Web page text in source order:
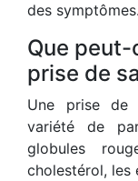
des symptômes.
Que peut-
prise de
Une prise de
variété de
globules
cholestérol, les